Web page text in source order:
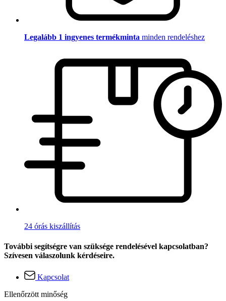
Legalább 1 ingyenes termékminta minden rendeléshez
24 órás kiszállítás
További segítségre van szüksége rendelésével kapcsolatban?
Szívesen válaszolunk kérdéseire.
Kapcsolat
Ellenőrzött minőség